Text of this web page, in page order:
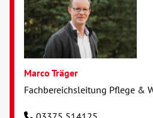
Marco Träger
Fachbereichsleitung Pflege &